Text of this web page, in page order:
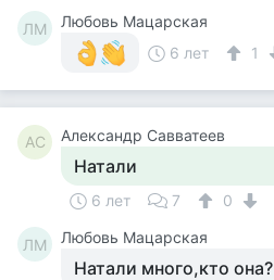
ЛМ
Любовь Мацарская
6 лет
1
АС Александр Савватеев
Натали
6 лет 7 0
ЛМ Любовь Мацарская
Натали много,кто она?